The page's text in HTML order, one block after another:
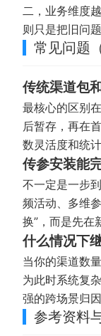
二，业务维度
则只是把旧问
常见问题
传统渠道包
最核心的区别
后暂存，再在
数灵活度和统计
传参安装能
不一定是一步
频活动、多维
换”，而是先在
什么情况下
当你的渠道数
为此时系统复
强的跨场景归
参考资料